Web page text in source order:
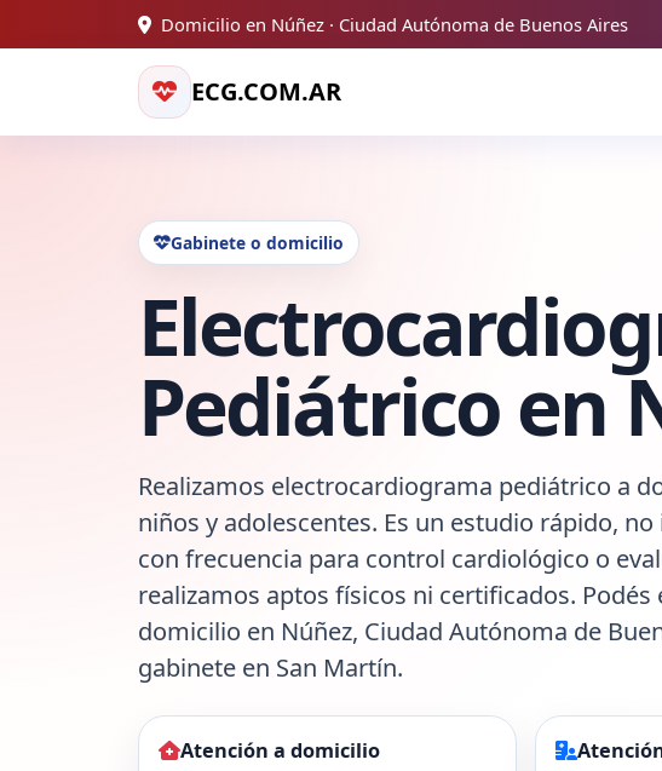
Domicilio en Núñez · Ciudad Autónoma de Buenos Aires
ECG.COM.AR
Gabinete o domicilio
Pediátrico en
Realizamos electrocardiograma pediátrico a
niños y adolescentes. Es un estudio rápido,
con frecuencia para control cardiológico o
realizamos aptos físicos ni certificados. Podés
domicilio en Núñez, Ciudad Autónoma de
gabinete en San Martín.
Atención a domicilio